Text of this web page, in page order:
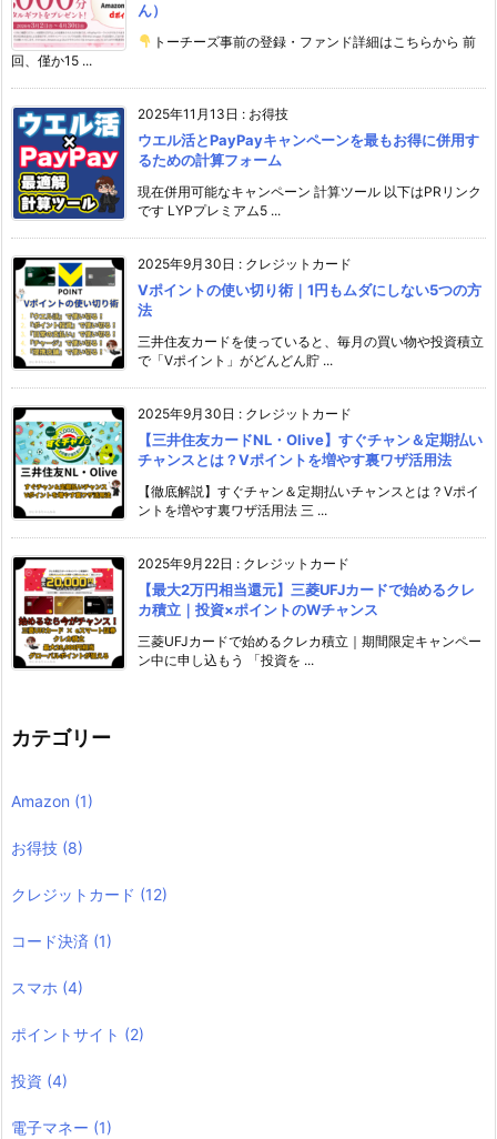
ん）
トーチーズ事前の登録・ファンド詳細はこちらから 前
回、僅か15 ...
2025年11月13日 : お得技
ウエル活とPayPayキャンペーンを最もお得に併用す
るための計算フォーム
現在併用可能なキャンペーン 計算ツール 以下はPRリンク
です LYPプレミアム5 ...
2025年9月30日 : クレジットカード
Vポイントの使い切り術｜1円もムダにしない5つの方
法
三井住友カードを使っていると、毎月の買い物や投資積立
で「Vポイント」がどんどん貯 ...
2025年9月30日 : クレジットカード
【三井住友カードNL・Olive】すぐチャン＆定期払い
チャンスとは？Vポイントを増やす裏ワザ活用法
【徹底解説】すぐチャン＆定期払いチャンスとは？Vポイ
ントを増やす裏ワザ活用法 三 ...
2025年9月22日 : クレジットカード
【最大2万円相当還元】三菱UFJカードで始めるクレ
カ積立｜投資×ポイントのWチャンス
三菱UFJカードで始めるクレカ積立｜期間限定キャンペー
ン中に申し込もう 「投資を ...
カテゴリー
Amazon (1)
お得技 (8)
クレジットカード (12)
コード決済 (1)
スマホ (4)
ポイントサイト (2)
投資 (4)
電子マネー (1)